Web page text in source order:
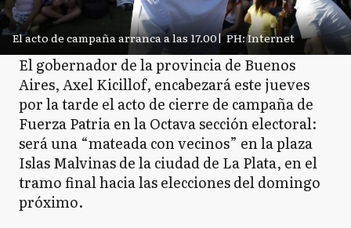
El acto de campaña arranca a las 17.00| PH: Internet
El gobernador de la provincia de Buenos
Aires, Axel Kicillof, encabezará este jueves
por la tarde el acto de cierre de campaña de
Fuerza Patria en la Octava sección electoral:
será una “mateada con vecinos” en la plaza
Islas Malvinas de la ciudad de La Plata, en el
tramo final hacia las elecciones del domingo
próximo.